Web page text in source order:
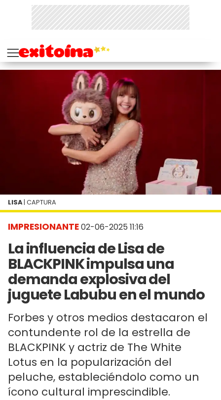
IMPRESIONANTE02-06-2025 11:16
La influencia de Lisa de
BLACKPINK impulsa una
demanda explosiva del
juguete Labubu en el mundo
Forbes y otros medios destacaron el
contundente rol de la estrella de
BLACKPINK y actriz de The White
Lotus en la popularización del
peluche, estableciéndolo como un
ícono cultural imprescindible.
LISA | CAPTURA